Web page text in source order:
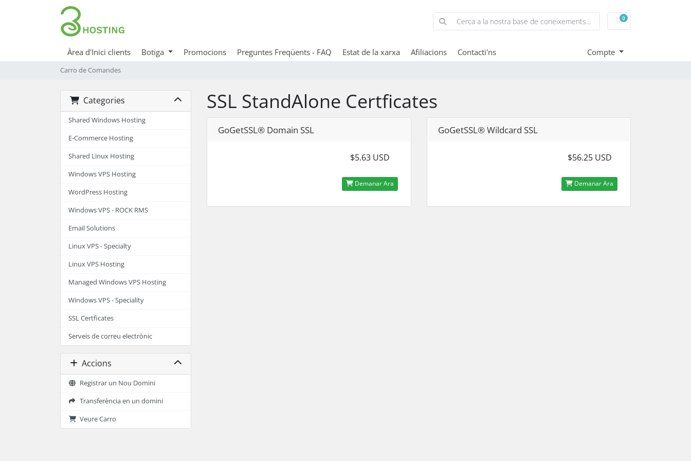
0Carro de Comandes
Àrea d'Inici clients Botiga Promocions Preguntes Freqüents - FAQ Estat de la xarxa Afiliacions Contacti'ns Compte
Carro de Comandes
Categories
Shared Windows Hosting
E-Commerce Hosting
Shared Linux Hosting
Windows VPS Hosting
WordPress Hosting
Windows VPS - ROCK RMS
Email Solutions
Linux VPS - Specialty
Linux VPS Hosting
Managed Windows VPS Hosting
Windows VPS - Speciality
SSL Certficates
Serveis de correu electrònic
Accions
Registrar un Nou Domini
Transferència en un domini
Veure Carro
SSL StandAlone Certficates
GoGetSSL® Domain SSL
$5.63 USD
Demanar Ara
GoGetSSL® Wildcard SSL
$56.25 USD
Demanar Ara